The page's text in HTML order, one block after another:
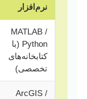
نرم‌افزار
MATLAB /
Python (با
کتابخانه‌های
تخصصی)
ArcGIS /